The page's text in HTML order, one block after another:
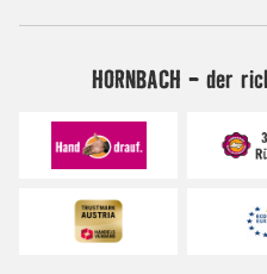
HORNBACH - der